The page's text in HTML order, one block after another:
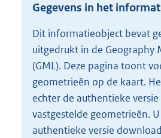
Gegevens in het
Dit informatieobject bevat
uitgedrukt in de Geography
(GML). Deze pagina toont
geometrieën op de kaart.
echter de authentieke versie
vastgestelde geometrieën.
authentieke versie